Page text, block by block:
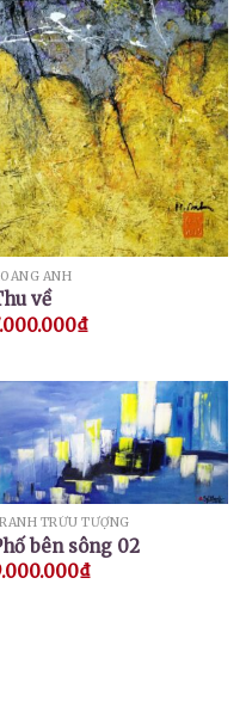
ANH
về
₫
TRỪU TƯỢNG
bên sông 02
₫